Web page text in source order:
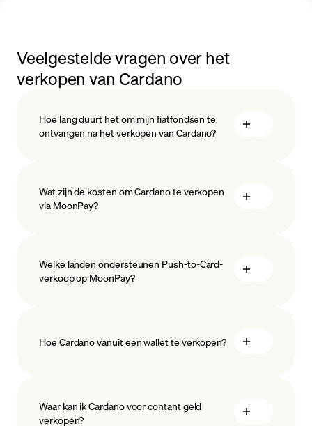
Veelgestelde vragen over het
verkopen van Cardano
Hoe lang duurt het om mijn fiatfondsen te
ontvangen na het verkopen van Cardano?
Wat zijn de kosten om Cardano te verkopen
via MoonPay?
Welke landen ondersteunen Push-to-Card-
verkoop op MoonPay?
Hoe Cardano vanuit een wallet te verkopen?
Waar kan ik Cardano voor contant geld
verkopen?